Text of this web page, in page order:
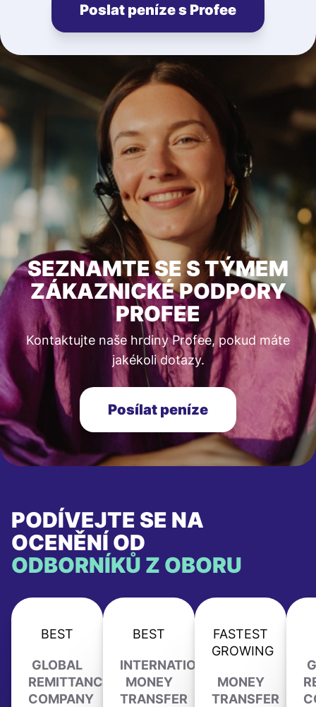
Poslat peníze s Profee
SEZNAMTE SE S TÝMEM
ZÁKAZNICKÉ PODPORY
PROFEE
Kontaktujte naše hrdiny Profee, pokud máte
jakékoli dotazy.
Posílat peníze
PODÍVEJTE SE NA
OCENĚNÍ OD
ODBORNÍKŮ Z OBORU
BEST
GLOBAL
REMITTANCE
COMPANY
BEST
INTERNATIONAL
MONEY
TRANSFER
FASTEST
GROWING
MONEY
TRANSFER